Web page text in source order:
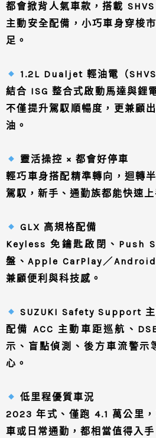
都會掀背人氣車款，搭載
主動安全配備，小巧車身穿梭
足。
1.2L Dualjet 輕油電（
結合 ISG 整合式啟動馬達與鋰
不僅提升駕馭順暢度，更兼顧
油。
靈活操控 × 都會好停車
輕巧車身搭配精準轉向，迴轉
駕馭，新手、通勤族都能快速上
GLX 高規格配備
Keyless 免鑰匙啟閉、Push
盤、Apple CarPlay／Android
兼顧便利與科技感。
SUZUKI Safety Support 主
配備 ACC 主動車距巡航、
示、盲點偵測、後方車流警示
心。
低里程優質車況
2023 年式、僅跑 4.1 萬公里
車或日常通勤，都相當值得入手